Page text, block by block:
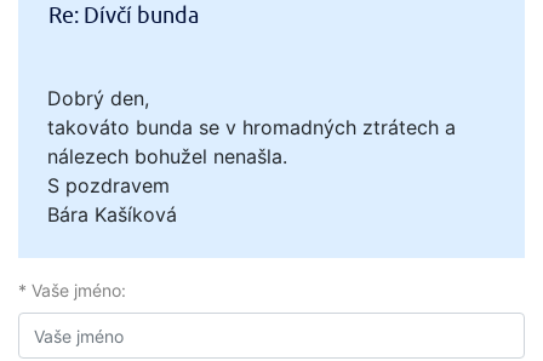
Re: Dívčí bunda
Dobrý den,
takováto bunda se v hromadných ztrátech a
nálezech bohužel nenašla.
S pozdravem
Bára Kašíková
* Vaše jméno: